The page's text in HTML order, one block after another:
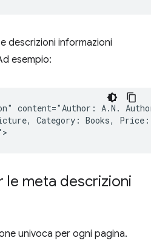
descrizioni informazioni
esempio:
content="Author: A.N.
Category: Books,
le meta descrizioni
univoca per ogni pagina.